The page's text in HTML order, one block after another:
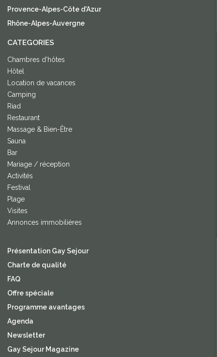
Provence-Alpes-Côte d'Azur
Rhône-Alpes-Auvergne
CATEGORIES
Chambres d'hôtes
Hôtel
Location de vacances
Camping
Riad
Restaurant
Massage & Bien-Être
Sauna
Bar
Mariage / réception
Activités
Festival
Plage
Visites
Annonces immobilières
Présentation Gay Sejour
Charte de qualité
FAQ
Offre spéciale
Programme avantages
Agenda
Newsletter
Gay Sejour Magazine